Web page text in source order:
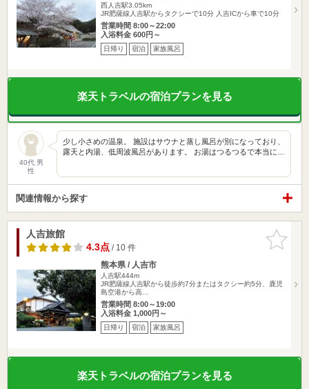
西人吉駅3.05km
JR肥薩線人吉駅からタクシーで10分 人吉ICから車で10分
営業時間 8:00～22:00
入浴料金 600円～
日帰り 宿泊 家族風呂
楽天トラベルの宿泊プランを見る
40代 男
性
少し小さめの温泉。 施設はサウナと蒸し風呂が別になっており、
露天と内湯、低周波風呂があります。 お湯はつるつるで本当に…
関連情報から探す
お気に入
りに追加
人吉旅館
4.3点/ 10 件
熊本県 / 人吉市
人吉駅444m
JR肥薩線人吉駅から徒歩約7分またはタクシー約5分、鹿児
島空港から高…
営業時間 8:00～19:00
入浴料金 1,000円～
日帰り 宿泊 家族風呂
楽天トラベルの宿泊プランを見る